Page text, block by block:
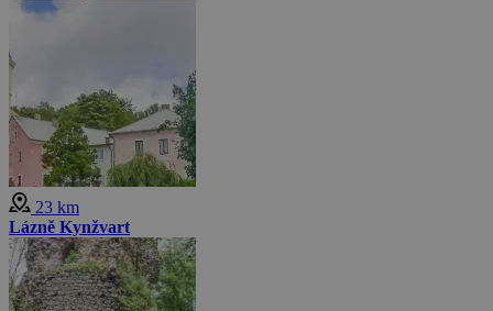
23 km
Lázně Kynžvart